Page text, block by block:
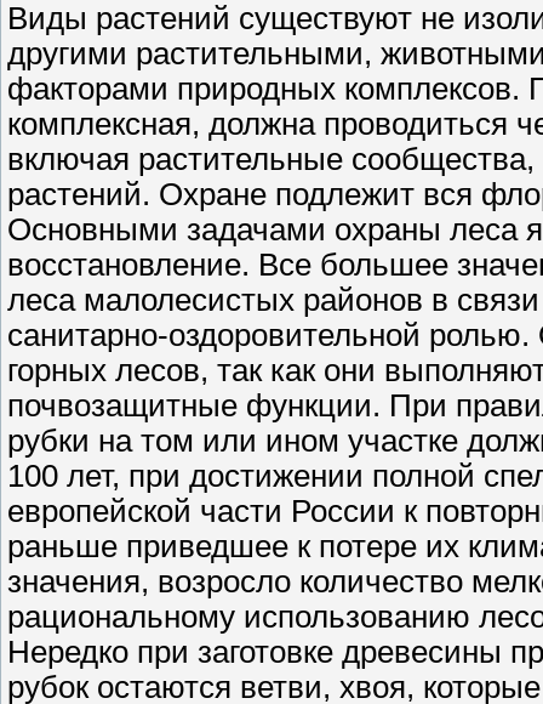
Виды растений существуют не
другими растительными,
факторами природных комплексов.
комплексная, должна проводиться
включая растительные
растений. Охране подлежит вся
Основными задачами охраны леса
восстановление. Все большее
леса малолесистых районов в
санитарно-оздоровительной
горных лесов, так как они
почвозащитные функции. При
рубки на том или ином участке
100 лет, при достижении полной
европейской части России к
раньше приведшее к потере их
значения, возросло количество
рациональному использованию
Нередко при заготовке древесины
рубок остаются ветви, хвоя,